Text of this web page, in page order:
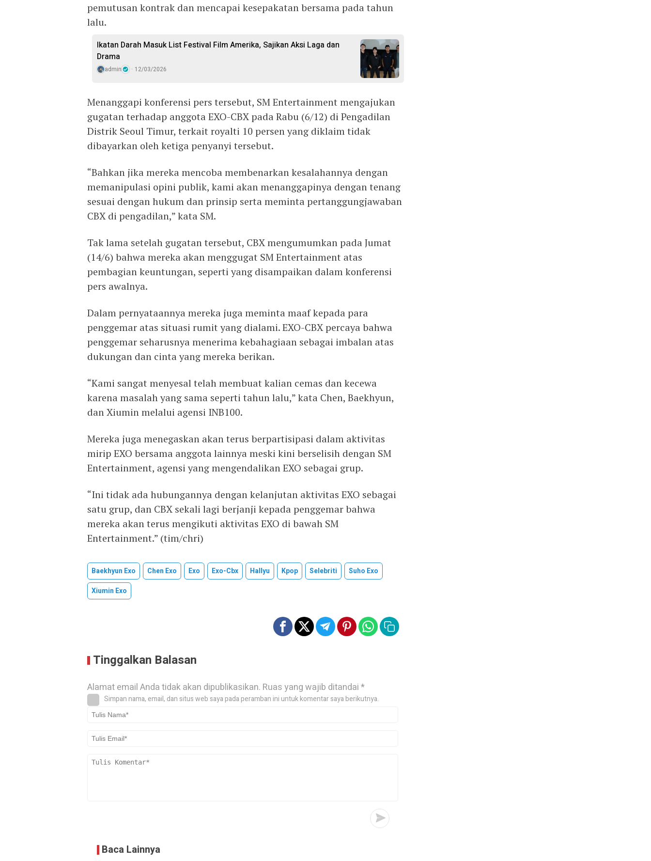
pemutusan kontrak dan mencapai kesepakatan bersama pada tahun
lalu.
Ikatan Darah Masuk List Festival Film Amerika, Sajikan Aksi Laga dan
Drama
admin 12/03/2026
Menanggapi konferensi pers tersebut, SM Entertainment mengajukan
gugatan terhadap anggota EXO-CBX pada Rabu (6/12) di Pengadilan
Distrik Seoul Timur, terkait royalti 10 persen yang diklaim tidak
dibayarkan oleh ketiga penyanyi tersebut.
“Bahkan jika mereka mencoba membenarkan kesalahannya dengan
memanipulasi opini publik, kami akan menanggapinya dengan tenang
sesuai dengan hukum dan prinsip serta meminta pertanggungjawaban
CBX di pengadilan,” kata SM.
Tak lama setelah gugatan tersebut, CBX mengumumkan pada Jumat
(14/6) bahwa mereka akan menggugat SM Entertainment atas
pembagian keuntungan, seperti yang disampaikan dalam konferensi
pers awalnya.
Dalam pernyataannya mereka juga meminta maaf kepada para
penggemar atas situasi rumit yang dialami. EXO-CBX percaya bahwa
penggemar seharusnya menerima kebahagiaan sebagai imbalan atas
dukungan dan cinta yang mereka berikan.
“Kami sangat menyesal telah membuat kalian cemas dan kecewa
karena masalah yang sama seperti tahun lalu,” kata Chen, Baekhyun,
dan Xiumin melalui agensi INB100.
Mereka juga menegaskan akan terus berpartisipasi dalam aktivitas
mirip EXO bersama anggota lainnya meski kini berselisih dengan SM
Entertainment, agensi yang mengendalikan EXO sebagai grup.
“Ini tidak ada hubungannya dengan kelanjutan aktivitas EXO sebagai
satu grup, dan CBX sekali lagi berjanji kepada penggemar bahwa
mereka akan terus mengikuti aktivitas EXO di bawah SM
Entertainment.” (tim/chri)
Baekhyun Exo Chen Exo Exo Exo-Cbx Hallyu Kpop Selebriti
Suho Exo
Xiumin Exo
Tinggalkan Balasan
Alamat email Anda tidak akan dipublikasikan. Ruas yang wajib ditandai*
Simpan nama, email, dan situs web saya pada peramban ini untuk komentar saya berikutnya.
Baca Lainnya